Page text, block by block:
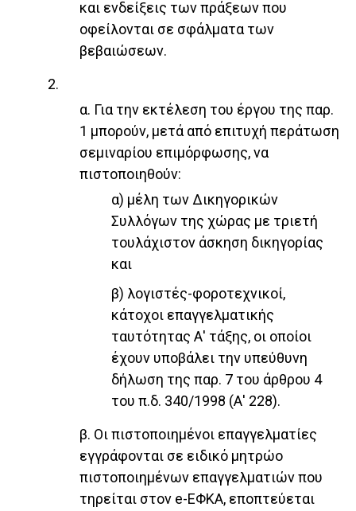
και ενδείξεις των πράξεων που
οφείλονται σε σφάλματα των
βεβαιώσεων.
2.
α. Για την εκτέλεση του έργου της παρ.
1 μπορούν, μετά από επιτυχή περάτωση
σεμιναρίου επιμόρφωσης, να
πιστοποιηθούν:
α) μέλη των Δικηγορικών
Συλλόγων της χώρας με τριετή
τουλάχιστον άσκηση δικηγορίας
και
β) λογιστές-φοροτεχνικοί,
κάτοχοι επαγγελματικής
ταυτότητας Α' τάξης, οι οποίοι
έχουν υποβάλει την υπεύθυνη
δήλωση της παρ. 7 του άρθρου 4
του π.δ. 340/1998 (Α' 228).
β. Οι πιστοποιημένοι επαγγελματίες
εγγράφονται σε ειδικό μητρώο
πιστοποιημένων επαγγελματιών που
τηρείται στον e-ΕΦΚΑ, εποπτεύεται